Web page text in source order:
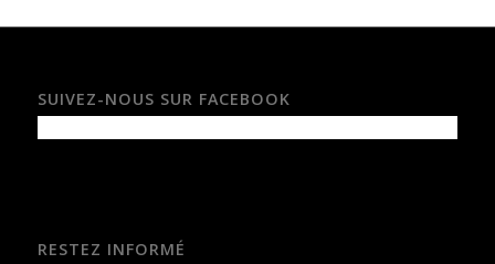
SUIVEZ-NOUS SUR FACEBOOK
RESTEZ INFORMÉ